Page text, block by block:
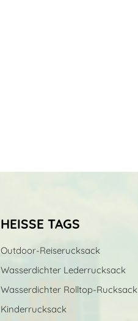
HEISSE TAGS
Outdoor-Reiserucksack
Wasserdichter Lederrucksack
Wasserdichter Rolltop-Rucksack
Kinderrucksack